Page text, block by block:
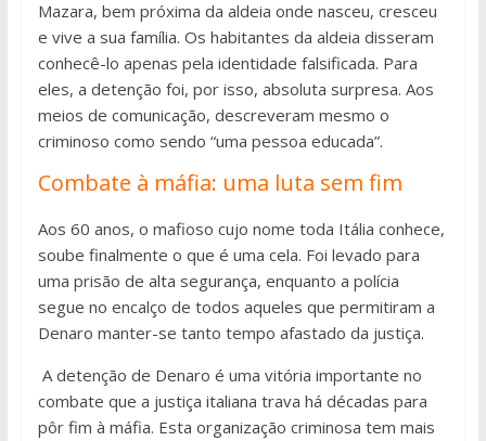
Mazara, bem próxima da aldeia onde nasceu, cresceu
e vive a sua família. Os habitantes da aldeia disseram
conhecê-lo apenas pela identidade falsificada. Para
eles, a detenção foi, por isso, absoluta surpresa. Aos
meios de comunicação, descreveram mesmo o
criminoso como sendo “uma pessoa educada”.
Combate à máfia: uma luta sem fim
Aos 60 anos, o mafioso cujo nome toda Itália conhece,
soube finalmente o que é uma cela. Foi levado para
uma prisão de alta segurança, enquanto a polícia
segue no encalço de todos aqueles que permitiram a
Denaro manter-se tanto tempo afastado da justiça.
A detenção de Denaro é uma vitória importante no
combate que a justiça italiana trava há décadas para
pôr fim à máfia. Esta organização criminosa tem mais